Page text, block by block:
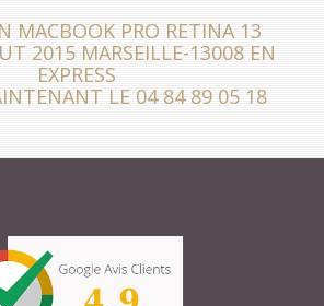
MACBOOK PRO RETINA 13
2015 MARSEILLE-13008 EN
EXPRESS
LE 04 84 89 05 18